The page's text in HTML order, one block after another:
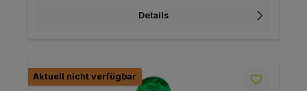
Details
Aktuell nicht verfügbar